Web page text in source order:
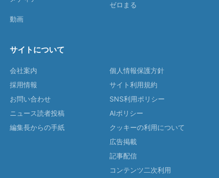
動画
ゼロまる
サイトについて
会社案内
採用情報
お問い合わせ
ニュース読者投稿
編集長からの手紙
個人情報保護方針
サイト利用規約
SNS利用ポリシー
AIポリシー
クッキーの利用について
広告掲載
記事配信
コンテンツ二次利用